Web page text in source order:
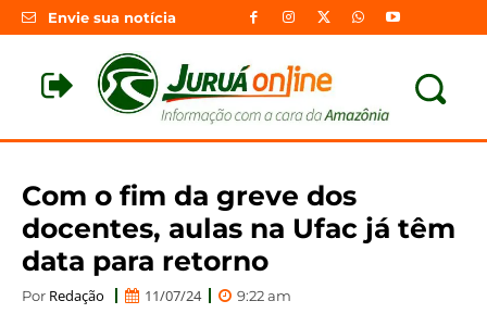
Envie sua notícia
Com o fim da greve dos
docentes, aulas na Ufac já têm
data para retorno
Por Redação 11/07/24 9:22 am